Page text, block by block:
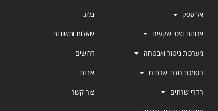
אל פסק
ארונות ופסי שקעים
מערכות ניטור ואבטחה
הסמכת חדרי שרתים
חדרי שרתים
בלוג
שאלות ותשובות
דרושים
אודות
צור קשר